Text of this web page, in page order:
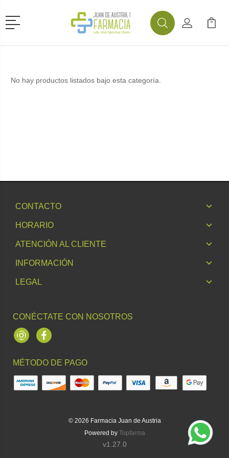
Menú
BuscarMi Cuenta
Mi
No hay productos listados bajo esta categoría.
CONTACTO
HORARIO
ATENCIÓN AL CLIENTE
INFORMACIÓN
LEGAL
CONÉCTATE CON NOSOTROS
InstagramFacebook
MÉTODO DE PAGO
© 2026 Farmacia Juan de Austria
Powered by Topfarma
v1.27.0